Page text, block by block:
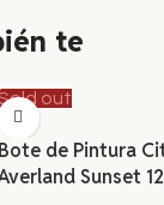
te
out
Bote de Pintura
Sunset